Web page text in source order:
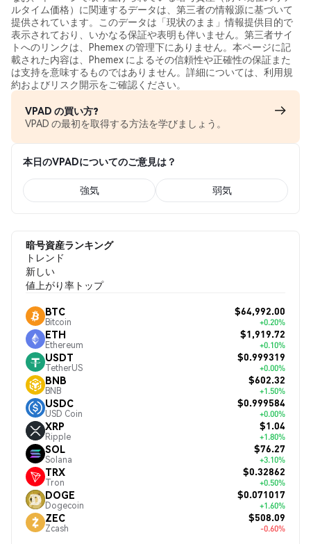
ルタイム価格）に関連するデータは、第三者の情報源に基づいて
提供されています。このデータは「現状のまま」情報提供目的で
表示されており、いかなる保証や表明も伴いません。第三者サイ
トへのリンクは、Phemex の管理下にありません。本ページに記
載された内容は、Phemex によるその信頼性や正確性の保証また
は支持を意味するものではありません。詳細については、利用規
約およびリスク開示をご確認ください。
VPAD の買い方?
VPAD の最初を取得する方法を学びましょう。
本日のVPADについてのご意見は？
強気 弱気
暗号資産ランキング
トレンド
新しい
値上がり率トップ
BTC
Bitcoin
$64,992.00
+0.20%
ETH
Ethereum
$1,919.72
+0.10%
USDT
TetherUS
$0.999319
+0.00%
BNB
BNB
$602.32
+1.50%
USDC
USD Coin
$0.999584
+0.00%
XRP
Ripple
$1.04
+1.80%
SOL
Solana
$76.27
+3.10%
TRX
Tron
$0.32862
+0.50%
DOGE
Dogecoin
$0.071017
+1.60%
ZEC
Zcash
$508.09
-0.60%